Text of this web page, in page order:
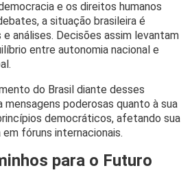
e os direitos humanos
a situação brasileira é
análises. Decisões assim levantam
entre autonomia nacional e
do Brasil diante desses
poderosas quanto à sua
democráticos, afetando sua
fóruns internacionais.
para o Futuro